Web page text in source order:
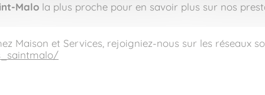
Malo la plus proche pour en savoir plus sur nos
Maison et Services, rejoigniez-nous sur les réseaux